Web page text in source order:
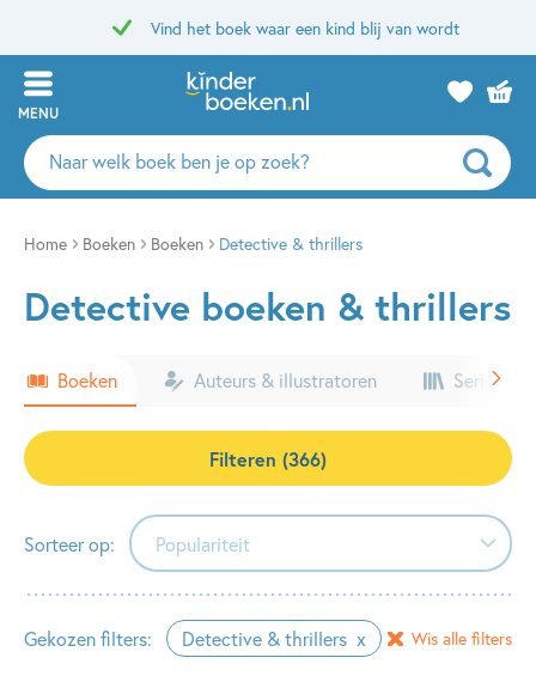
Vind het boek waar een kind blij van wordt
MENU
Zoeken
naar
auteurs
uitgevers
Home Boeken Boeken Detective & thrillers
Detective boeken & thrillers
Boeken Auteurs & illustratoren Series &
Filteren (366)
Sorteer op: Populariteit
Populariteit
Verschijningsdatum
Gekozen filters: Detective & thrillers Wis alle filters